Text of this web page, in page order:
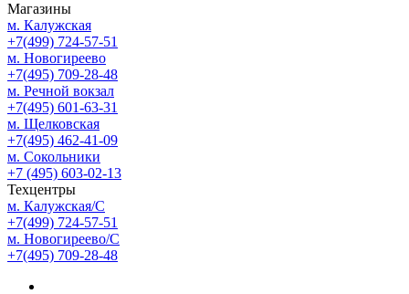
Магазины
м. Калужская
+7(499) 724-57-51
м. Новогиреево
+7(495) 709-28-48
м. Речной вокзал
+7(495) 601-63-31
м. Щелковская
+7(495) 462-41-09
м. Сокольники
+7 (495) 603-02-13
Техцентры
м. Калужская/С
+7(499) 724-57-51
м. Новогиреево/С
+7(495) 709-28-48